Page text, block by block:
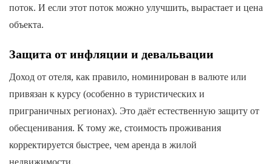
поток. И если этот поток можно улучшить, вырастает и цена
объекта.
Защита от инфляции и девальвации
Доход от отеля, как правило, номинирован в валюте или
привязан к курсу (особенно в туристических и
приграничных регионах). Это даёт естественную защиту от
обесценивания. К тому же, стоимость проживания
корректируется быстрее, чем аренда в жилой
недвижимости.